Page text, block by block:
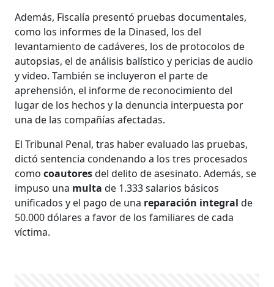
Además, Fiscalía presentó pruebas documentales,
como los informes de la Dinased, los del
levantamiento de cadáveres, los de protocolos de
autopsias, el de análisis balístico y pericias de audio
y video. También se incluyeron el parte de
aprehensión, el informe de reconocimiento del
lugar de los hechos y la denuncia interpuesta por
una de las compañías afectadas.
El Tribunal Penal, tras haber evaluado las pruebas,
dictó sentencia condenando a los tres procesados
comocoautoresdel delito de asesinato. Además, se
impuso una multa de 1.333 salarios básicos
unificados y el pago de una reparación integral de
50.000 dólares a favor de los familiares de cada
víctima.